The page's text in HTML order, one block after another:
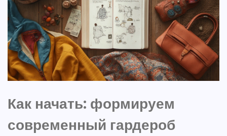
Как начать: формируем
современный гардероб